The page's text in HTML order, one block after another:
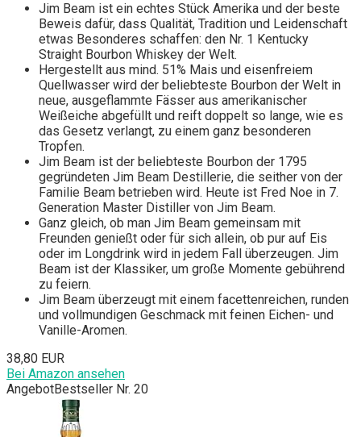
Jim Beam ist ein echtes Stück Amerika und der beste
Beweis dafür, dass Qualität, Tradition und Leidenschaft
etwas Besonderes schaffen: den Nr. 1 Kentucky
Straight Bourbon Whiskey der Welt.
Hergestellt aus mind. 51% Mais und eisenfreiem
Quellwasser wird der beliebteste Bourbon der Welt in
neue, ausgeflammte Fässer aus amerikanischer
Weißeiche abgefüllt und reift doppelt so lange, wie es
das Gesetz verlangt, zu einem ganz besonderen
Tropfen.
Jim Beam ist der beliebteste Bourbon der 1795
gegründeten Jim Beam Destillerie, die seither von der
Familie Beam betrieben wird. Heute ist Fred Noe in 7.
Generation Master Distiller von Jim Beam.
Ganz gleich, ob man Jim Beam gemeinsam mit
Freunden genießt oder für sich allein, ob pur auf Eis
oder im Longdrink wird in jedem Fall überzeugen. Jim
Beam ist der Klassiker, um große Momente gebührend
zu feiern.
Jim Beam überzeugt mit einem facettenreichen, runden
und vollmundigen Geschmack mit feinen Eichen- und
Vanille-Aromen.
38,80 EUR
Bei Amazon ansehen
AngebotBestseller Nr. 20